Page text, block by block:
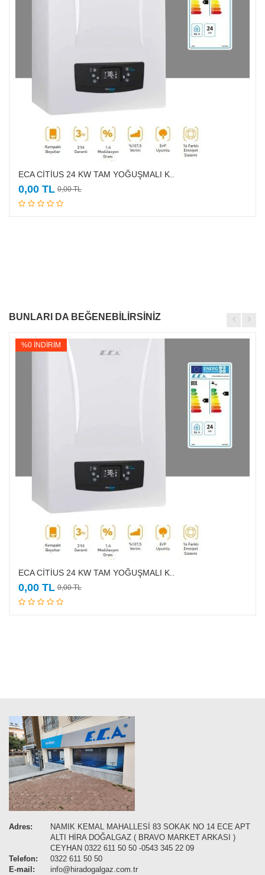
Sepete Ekle
ECA CİTİUS 24 KW TAM YOĞUŞMALI K..
0,00 TL 0,00 TL
BUNLARI DA BEĞENEBİLİRSİNİZ
Sepete Ekle
%0 İNDİRİM
ECA CİTİUS 24 KW TAM YOĞUŞMALI K..
0,00 TL 0,00 TL
Adres:
NAMIK KEMAL MAHALLESİ 83 SOKAK NO 14 ECE APT
ALTI HİRA DOĞALGAZ ( BRAVO MARKET ARKASI )
CEYHAN 0322 611 50 50 -0543 345 22 09
Telefon:
0322 611 50 50
E-mail:
info@hiradogalgaz.com.tr